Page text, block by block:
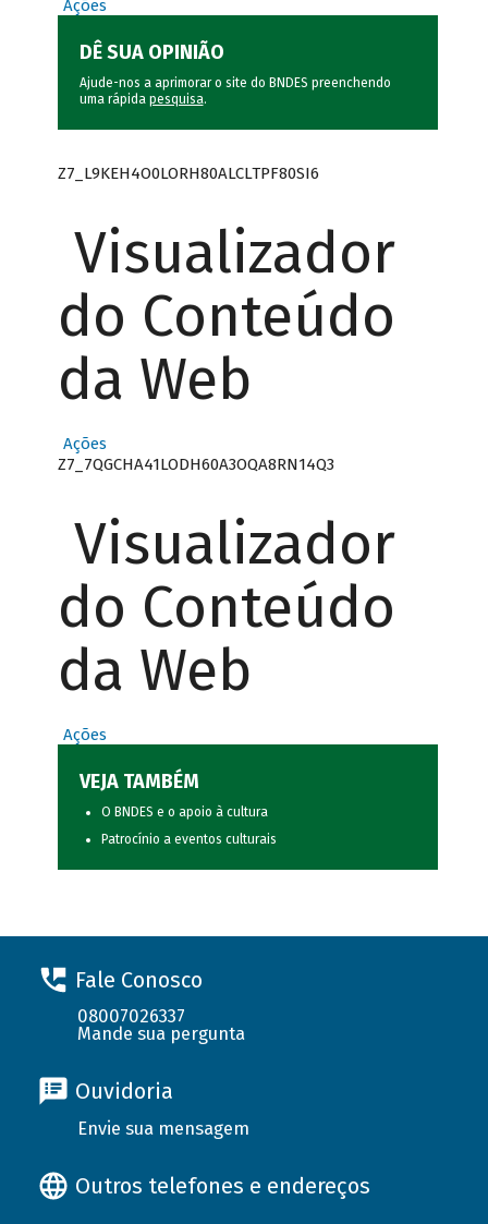
Ações
DÊ SUA OPINIÃO
Ajude-nos a aprimorar o site do BNDES preenchendo
uma rápida pesquisa.
Z7_L9KEH4O0LORH80ALCLTPF80SI6
Visualizador
do Conteúdo
da Web
Ações
Z7_7QGCHA41LODH60A3OQA8RN14Q3
Visualizador
do Conteúdo
da Web
Ações
VEJA TAMBÉM
O BNDES e o apoio à cultura
Patrocínio a eventos culturais
Fale Conosco
08007026337
Mande sua pergunta
Ouvidoria
Envie sua mensagem
Outros telefones e endereços